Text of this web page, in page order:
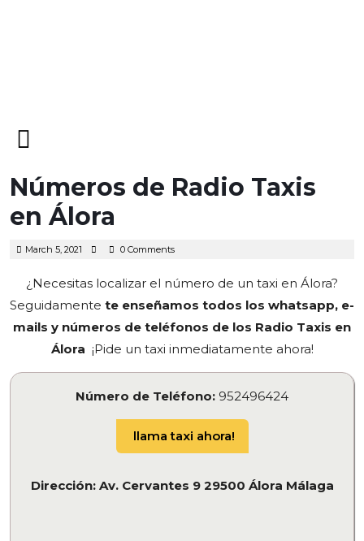
Menu
Números de Radio Taxis
en Álora
March 5, 2021 March
0 Comments
¿Necesitas localizar el número de un taxi en Álora?
Seguidamente te enseñamos todos los whatsapp, e-
mails y números de teléfonos de los Radio Taxis en
Álora ¡Pide un taxi inmediatamente ahora!
Número de Teléfono: 952496424
llama taxi ahora!
Dirección: Av. Cervantes 9 29500 Álora Málaga